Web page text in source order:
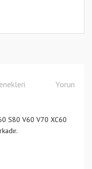
Yorumlar
S80 V60 V70 XC60